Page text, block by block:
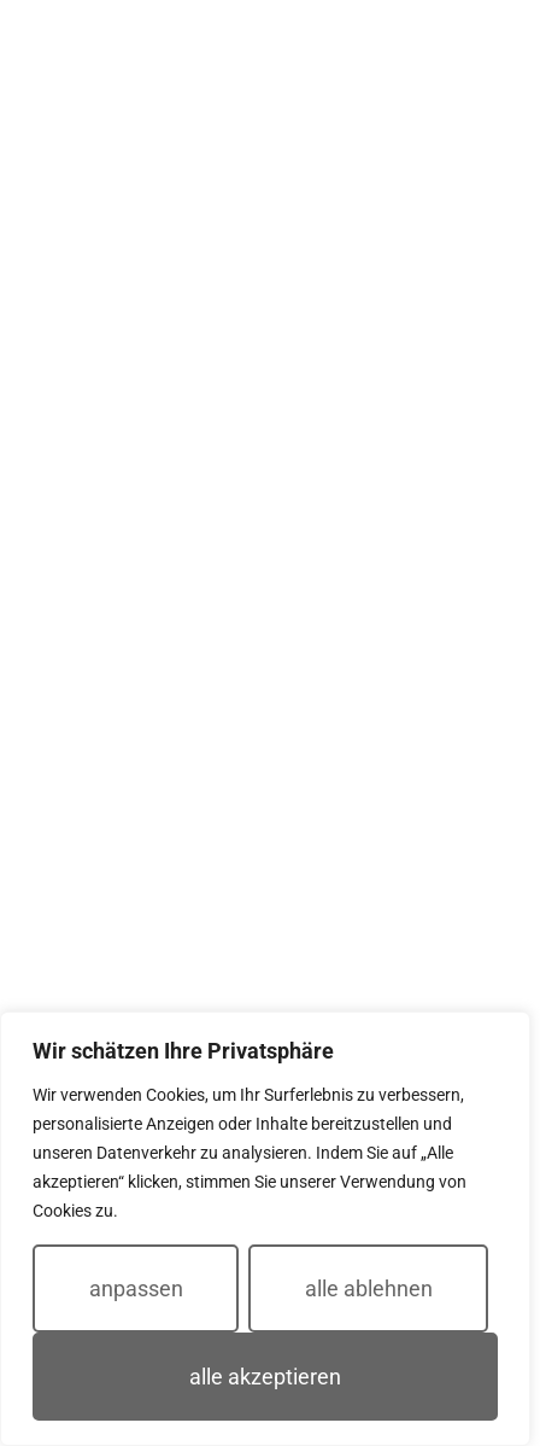
Wir schätzen Ihre Privatsphäre
Wir verwenden Cookies, um Ihr Surferlebnis zu verbessern,
personalisierte Anzeigen oder Inhalte bereitzustellen und
unseren Datenverkehr zu analysieren. Indem Sie auf „Alle
akzeptieren“ klicken, stimmen Sie unserer Verwendung von
Cookies zu.
anpassen alle ablehnen
alle akzeptieren